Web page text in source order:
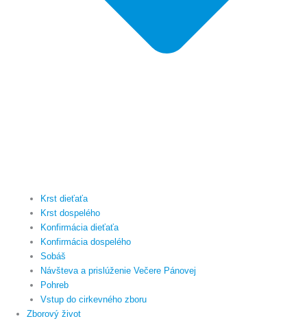
Krst dieťaťa
Krst dospelého
Konfirmácia dieťaťa
Konfirmácia dospelého
Sobáš
Návšteva a prislúženie Večere Pánovej
Pohreb
Vstup do cirkevného zboru
Zborový život